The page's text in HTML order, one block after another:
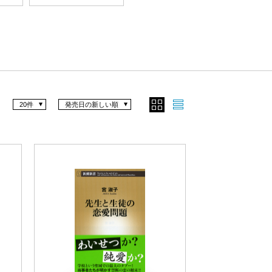
発売日の新しい順
20件